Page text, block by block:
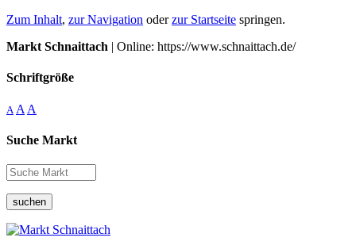
Zum Inhalt, zur Navigation oderzur Startseite springen.
Markt Schnaittach | Online: https://www.schnaittach.de/
Schriftgröße
A A A
Suche Markt
suchen